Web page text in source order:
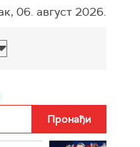
06. август 2026.